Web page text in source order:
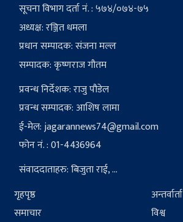
सूचना विभाग दर्ता नं. : ५७४/०७४-७५
अध्यक्ष: रञ्जित धमला
प्रधान सम्पादक: संजना मल्ल
सम्पादक: कृष्णराज गौतम
प्रवन्ध निर्देशक: राजु पौडेल
प्रवन्ध सम्पादक: आशिष लामा
ई-मेल:jagarannews74@gmail.com
फोन नं. : 01-4436964
संवाददाताहरु: बिजुता राई, ...
गृहपृष्ठ
समाचार
अन्तर्वार्ता
विश्व